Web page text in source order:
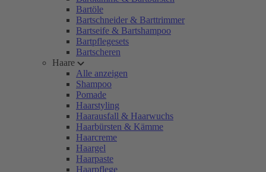
Bartöle
Bartschneider & Barttrimmer
Bartseife & Bartshampoo
Bartpflegesets
Bartscheren
Haare
Alle anzeigen
Shampoo
Pomade
Haarstyling
Haarausfall & Haarwuchs
Haarbürsten & Kämme
Haarcreme
Haargel
Haarpaste
Haarpflege